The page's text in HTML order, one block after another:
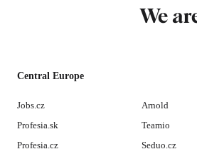
We
Central Europe
Jobs.cz
Profesia.sk
Profesia.cz
Arnold
Teamio
Seduo.cz